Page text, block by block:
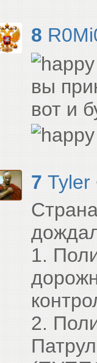
8
вы
вот и
7 Tyler
1.
2.